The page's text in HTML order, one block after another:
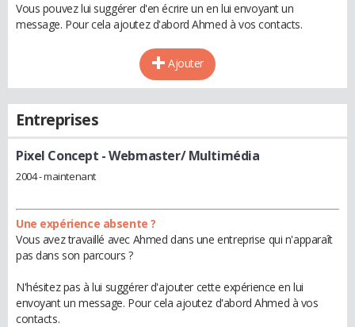
Vous pouvez lui suggérer d'en écrire un en lui envoyant un
message. Pour cela ajoutez d'abord Ahmed à vos contacts.
Ajouter
Entreprises
Pixel Concept - Webmaster/ Multimédia
2004 - maintenant
Une expérience absente ?
Vous avez travaillé avec Ahmed dans une entreprise qui n'apparaît
pas dans son parcours ?
N'hésitez pas à lui suggérer d'ajouter cette expérience en lui
envoyant un message. Pour cela ajoutez d'abord Ahmed à vos
contacts.